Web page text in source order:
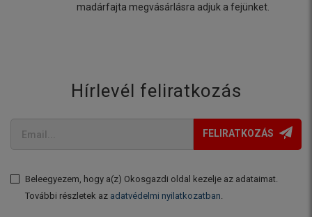
madárfajta megvásárlásra adjuk a fejünket.
Hírlevél feliratkozás
FELIRATKOZÁS
Beleegyezem, hogy a(z) Okosgazdi oldal kezelje az adataimat.
További részletek az adatvédelmi nyilatkozatban.